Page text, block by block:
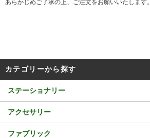
あらかじめご了承の上、ご注文をお願いいたします。
カテゴリーから探す
ステーショナリー
アクセサリー
ファブリック